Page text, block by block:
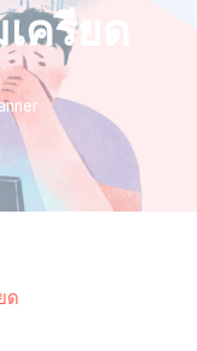
ครียด
ด